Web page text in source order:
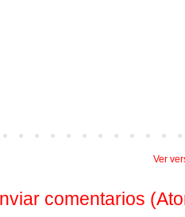
Ver
comentarios